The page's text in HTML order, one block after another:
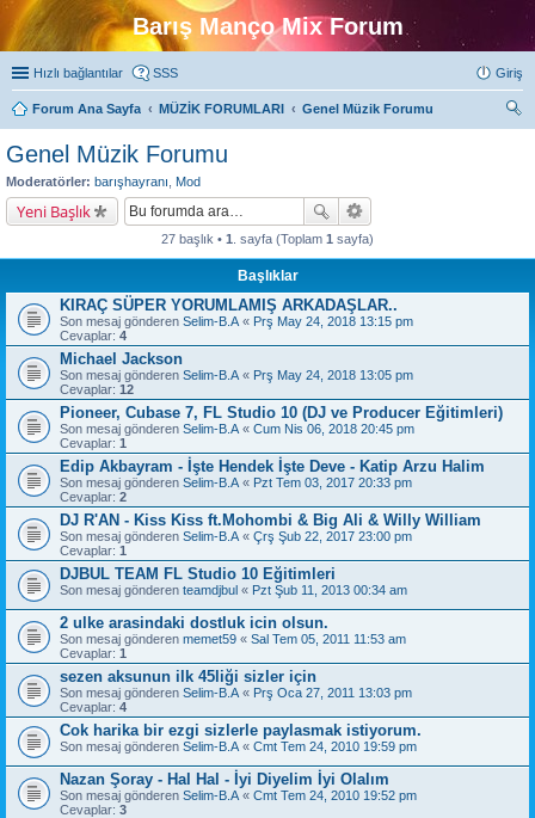
Barış Manço Mix Forum
Hızlı bağlantılar SSS Giriş
Forum Ana Sayfa MÜZİK FORUMLARI
Genel Müzik Forumu
Genel Müzik Forumu
Moderatörler: barışhayranı Mod
Yeni Başlık
27 başlık • 1 . sayfa (Toplam 1 sayfa)
Başlıklar
KIRAÇ SÜPER YORUMLAMIŞ ARKADAŞLAR..
Son mesaj gönderen Selim-B.A « Prş May 24, 2018 13:15 pm
Cevaplar: 4
Michael Jackson
Son mesaj gönderen Selim-B.A « Prş May 24, 2018 13:05 pm
Cevaplar: 12
Pioneer, Cubase 7, FL Studio 10 (DJ ve Producer Eğitimleri)
Son mesaj gönderen Selim-B.A « Cum Nis 06, 2018 20:45 pm
Cevaplar: 1
Edip Akbayram - İşte Hendek İşte Deve - Katip Arzu Halim
Son mesaj gönderen Selim-B.A « Pzt Tem 03, 2017 20:33 pm
Cevaplar: 2
DJ R'AN - Kiss Kiss ft.Mohombi & Big Ali & Willy William
Son mesaj gönderen Selim-B.A « Çrş Şub 22, 2017 23:00 pm
Cevaplar: 1
DJBUL TEAM FL Studio 10 Eğitimleri
Son mesaj gönderen teamdjbul « Pzt Şub 11, 2013 00:34 am
2 ulke arasindaki dostluk icin olsun.
Son mesaj gönderen memet59 « Sal Tem 05, 2011 11:53 am
Cevaplar: 1
sezen aksunun ilk 45liği sizler için
Son mesaj gönderen Selim-B.A « Prş Oca 27, 2011 13:03 pm
Cevaplar: 4
Cok harika bir ezgi sizlerle paylasmak istiyorum.
Son mesaj gönderen Selim-B.A « Cmt Tem 24, 2010 19:59 pm
Nazan Şoray - Hal Hal - İyi Diyelim İyi Olalım
Son mesaj gönderen Selim-B.A « Cmt Tem 24, 2010 19:52 pm
Cevaplar: 3